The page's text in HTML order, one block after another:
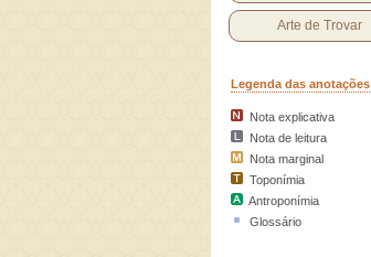
Arte de Trovar
Legenda das anotações
Nota explicativa
Nota de leitura
Nota marginal
Toponímia
Antroponímia
Glossário